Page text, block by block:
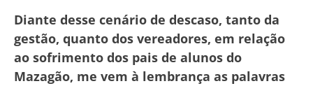
Diante desse cenário de descaso, tanto da
gestão, quanto dos vereadores, em relação
ao sofrimento dos pais de alunos do
Mazagão, me vem à lembrança as palavras